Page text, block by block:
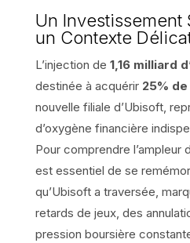
Un Investissement
un Contexte
L’injection de 1,16 milliard
destinée à acquérir 25%
nouvelle filiale d’Ubisoft,
d’oxygène financière
Pour comprendre l’ampleur
est essentiel de se
qu’Ubisoft a traversée,
retards de jeux, des
pression boursière